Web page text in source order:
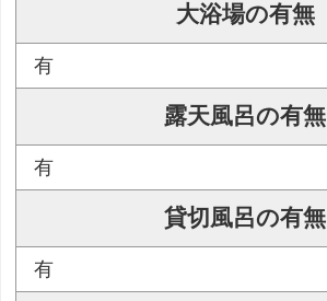
大浴場の有無
有
露天風呂の有無
有
貸切風呂の有無
有